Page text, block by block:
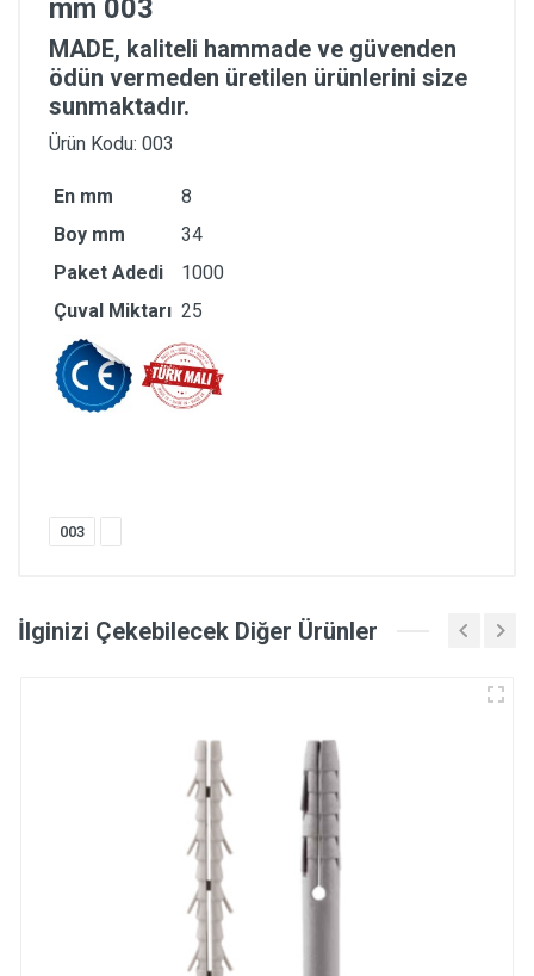
mm 003
MADE, kaliteli hammade ve güvenden
ödün vermeden üretilen ürünlerini size
sunmaktadır.
Ürün Kodu: 003
En mm
8
Boy mm
34
Paket Adedi
1000
Çuval Miktarı 25
003
İlginizi Çekebilecek Diğer Ürünler